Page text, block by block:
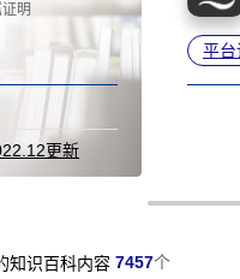
明
更新
平台
知识百科内容 7457个